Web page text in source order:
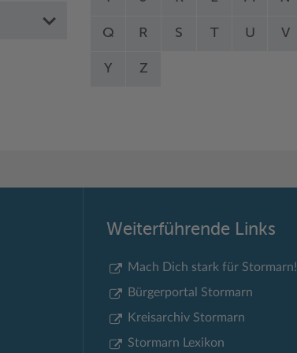
Q R S T U V
Y Z
Weiterführende Links
Mach Dich stark für Stormarn!
Bürgerportal Stormarn
Kreisarchiv Stormarn
Stormarn Lexikon